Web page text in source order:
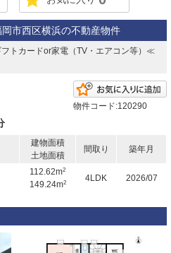
市西区横浜の不動産物件
トカードor家電（TV・エアコン等）≪
物件コード:120290
建物面積
土地面積
間取り 築年月
112.62m2
149.24m2 4LDK 2026/07